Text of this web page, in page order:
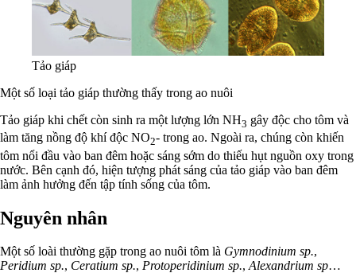
Tảo giáp
Một số loại tảo giáp thường thấy trong ao nuôi
Tảo giáp khi chết còn sinh ra một lượng lớn NH3 gây độc cho tôm và
làm tăng nồng độ khí độc NO2- trong ao. Ngoài ra, chúng còn khiến
tôm nổi đầu vào ban đêm hoặc sáng sớm do thiếu hụt nguồn oxy trong
nước. Bên cạnh đó, hiện tượng phát sáng của tảo giáp vào ban đêm
làm ảnh hưởng đến tập tính sống của tôm.
Nguyên nhân
Một số loài thường gặp trong ao nuôi tôm là Gymnodinium sp.,
Peridium sp., Ceratium sp., Protoperidinium sp.,Alexandrium sp…